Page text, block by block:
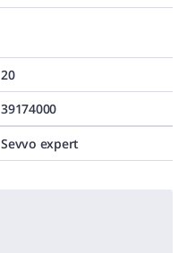
20
39174000
Sevvo expert